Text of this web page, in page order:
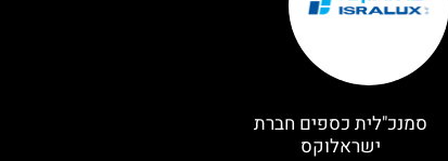
סמנכ"לית כספים חברת
ישראלוקס